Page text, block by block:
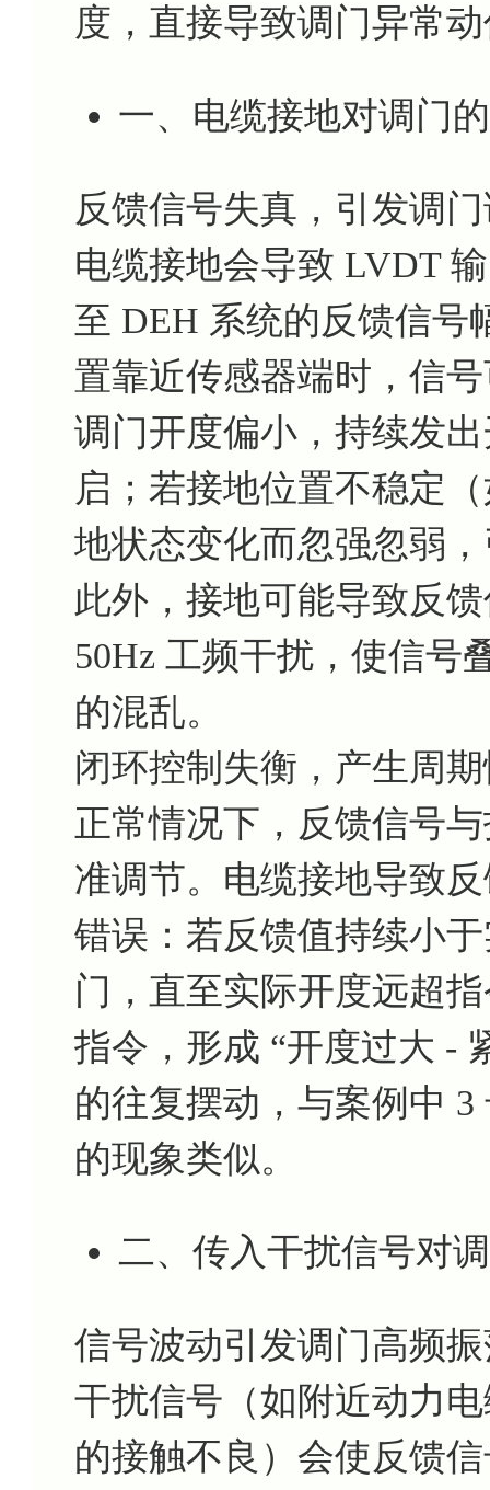
度，直接导致调门异常
一、电缆接地对调门
反馈信号失真，引发调
电缆接地会导致 LVDT
至 DEH 系统的反馈信号
置靠近传感器端时，信
调门开度偏小，持续发
启；若接地位置不稳定
地状态变化而忽强忽弱
此外，接地可能导致反
50Hz 工频干扰，使信号
的混乱。
闭环控制失衡，产生周
正常情况下，反馈信号
准调节。电缆接地导致
错误：若反馈值持续小
门，直至实际开度远超
指令，形成 “开度过大 -
的往复摆动，与案例中 3
的现象类似。
二、传入干扰信号对
信号波动引发调门高频
干扰信号（如附近动力
的接触不良）会使反馈